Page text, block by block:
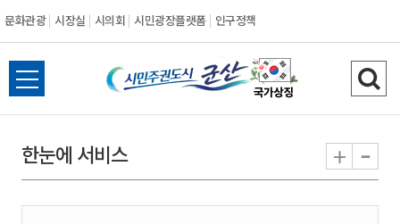
문화관광 시장실 시의회 시민광장플랫폼 인구정책
시
민
권
전
체
뉴
열
검
색
기
한눈에 서비스 + -